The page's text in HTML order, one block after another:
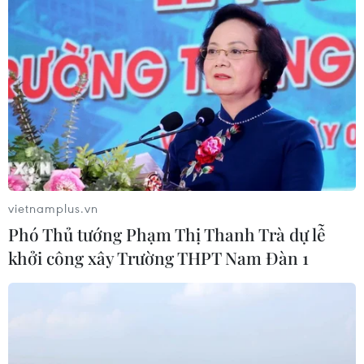
Thị trường chứng khoán thế giới:
Nhà đầu tư chấp chới
03/08/2026 14:35
VN-Index tăng hơn 27 điểm, khối
ngoại mua ròng trở lại hơn 1.000 tỷ
Cổ phiếu công nghệ giảm sâu: Định
vietnamplus.vn
Phó Thủ tướng Phạm Thị Thanh Trà dự lễ
khởi công xây Trường THPT Nam Đàn 1